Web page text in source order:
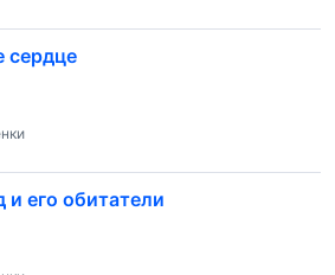
сердце
его обитатели